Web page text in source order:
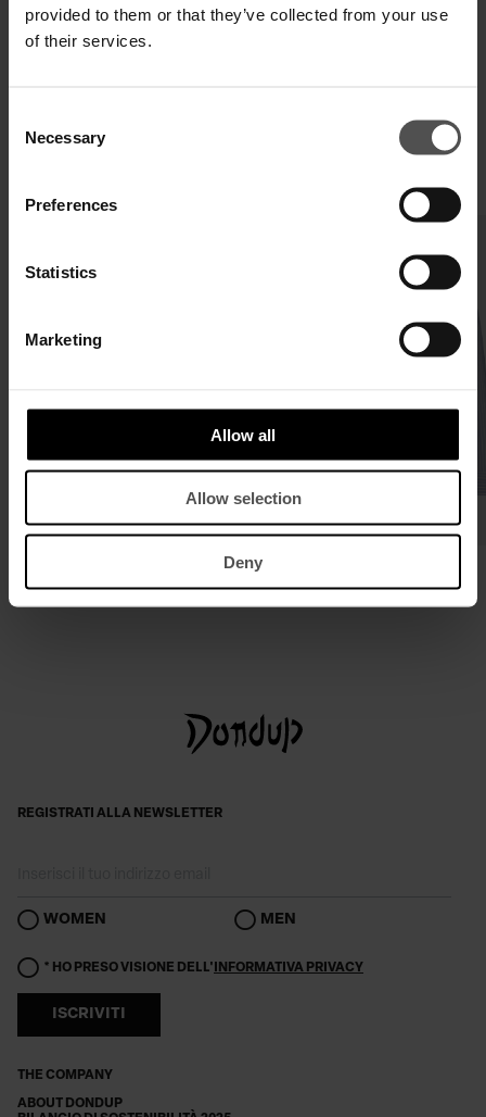
provided to them or that they’ve collected from your use
of their services.
Selection
Necessary
Preferences
Statistics
Marketing
Allow all
Allow selection
Deny
DIGITAL PRODUCT PASSPORT
€ 676,00
€ 1.040,00
€ 228,00
€ 350,00
THE COMPANY
ABOUT DONDUP
REGISTRATI ALLA NEWSLETTER
WOMEN MEN
* HO PRESO VISIONE DELL' INFORMATIVA PRIVACY
ISCRIVITI